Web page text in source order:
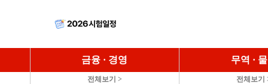
금융 · 경영
전체보기 >
무역 ·
전체보기